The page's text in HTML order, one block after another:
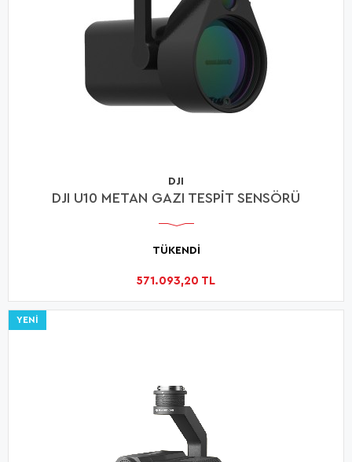
DJI
DJI U10 METAN GAZI TESPİT SENSÖRÜ
571.093,20 TL
TÜKENDİ
YENI